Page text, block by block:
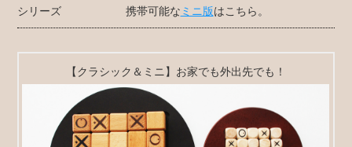
シリーズ 携帯可能なミニ版はこちら。
【クラシック＆ミニ】お家でも外出先でも！